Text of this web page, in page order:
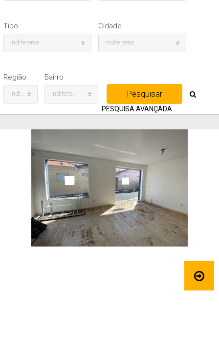
Tipo
Indiferente
Cidade
Indiferente
Região
Indiferente
Bairro
Indiferente
PESQUISA AVANÇADA